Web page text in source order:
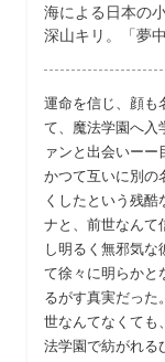
海による日本の
深山キリ。「夢
運命を信じ、顔も
て、魔法学園へ入
ァンと出会いーー
かつて互いに別
くしたという残
ナと、前世なんて
し明るく無邪気
て徐々に明らかと
るがす真実だった
世なんてなくても
法学園で紡がれる